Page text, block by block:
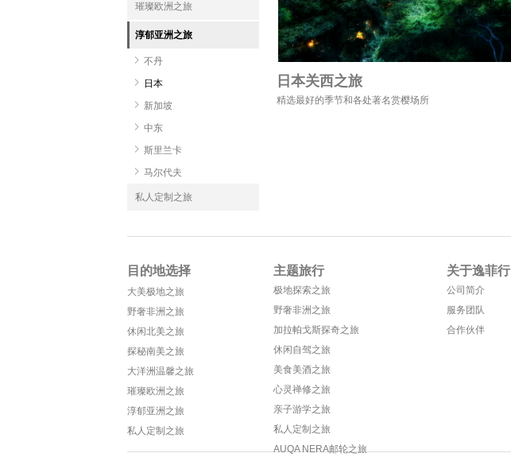
璀璨欧洲之旅
淳郁亚洲之旅
不丹
日本
新加坡
中东
斯里兰卡
马尔代夫
私人定制之旅
日本关西之旅
精选最好的季节和各处著名赏樱场所
目的地选择
大美极地之旅
野奢非洲之旅
休闲北美之旅
探秘南美之旅
大洋洲温馨之旅
璀璨欧洲之旅
淳郁亚洲之旅
私人定制之旅
主题旅行
极地探索之旅
野奢非洲之旅
加拉帕戈斯探奇之旅
休闲自驾之旅
美食美酒之旅
心灵禅修之旅
亲子游学之旅
私人定制之旅
AUQA NERA邮轮之旅
关于逸菲行
公司简介
服务团队
合作伙伴